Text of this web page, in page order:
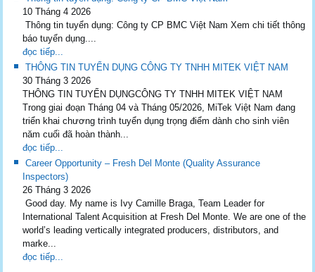
10 Tháng 4 2026
Thông tin tuyển dụng: Công ty CP BMC Việt Nam Xem chi tiết thông
báo tuyển dụng....
đọc tiếp...
THÔNG TIN TUYỂN DỤNG CÔNG TY TNHH MITEK VIỆT NAM
30 Tháng 3 2026
THÔNG TIN TUYỂN DỤNGCÔNG TY TNHH MITEK VIỆT NAM
Trong giai đoạn Tháng 04 và Tháng 05/2026, MiTek Việt Nam đang
triển khai chương trình tuyển dụng trọng điểm dành cho sinh viên
năm cuối đã hoàn thành...
đọc tiếp...
Career Opportunity – Fresh Del Monte (Quality Assurance
Inspectors)
26 Tháng 3 2026
Good day. My name is Ivy Camille Braga, Team Leader for
International Talent Acquisition at Fresh Del Monte. We are one of the
world’s leading vertically integrated producers, distributors, and
marke...
đọc tiếp...